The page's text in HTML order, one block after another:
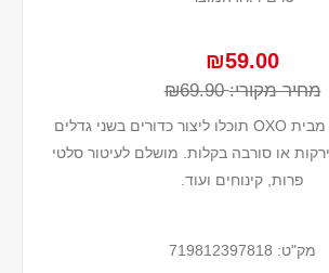
₪59.00
מחיר מקורי: ₪69.90
עם כף הפריזיאן מבית OXO תוכלו ליצור כדורים בשני גדלים
או סורבה בקלות. מושלם לעיטור סלטי
פרות, קינוחים ועוד.
מק"ט: 719812397818